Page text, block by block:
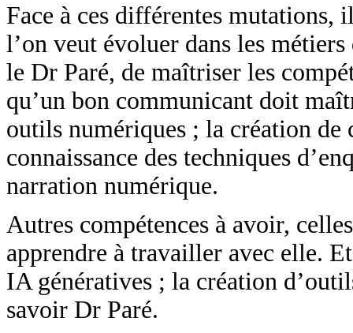
Face à ces différentes mutations,
l’on veut évoluer dans les
le Dr Paré, de maîtriser les
qu’un bon communicant doit
outils numériques ; la création
connaissance des techniques
narration numérique.
Autres compétences à avoir,
apprendre à travailler avec elle.
IA génératives ; la création
savoir Dr Paré.